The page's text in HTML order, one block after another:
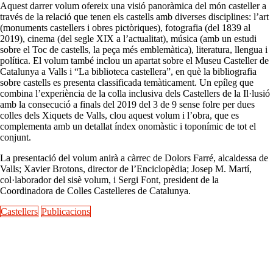
Aquest darrer volum ofereix una visió panoràmica del món casteller a
través de la relació que tenen els castells amb diverses disciplines: l’art
(monuments castellers i obres pictòriques), fotografia (del 1839 al
2019), cinema (del segle XIX a l’actualitat), música (amb un estudi
sobre el Toc de castells, la peça més emblemàtica), literatura, llengua i
política. El volum també inclou un apartat sobre el Museu Casteller de
Catalunya a Valls i “La biblioteca castellera”, en què la bibliografia
sobre castells es presenta classificada temàticament. Un epíleg que
combina l’experiència de la colla inclusiva dels Castellers de la Il·lusió
amb la consecució a finals del 2019 del 3 de 9 sense folre per dues
colles dels Xiquets de Valls, clou aquest volum i l’obra, que es
complementa amb un detallat índex onomàstic i toponímic de tot el
conjunt.
La presentació del volum anirà a càrrec de Dolors Farré, alcaldessa de
Valls; Xavier Brotons, director de l’Enciclopèdia; Josep M. Martí,
col·laborador del sisè volum, i Sergi Font, president de la
Coordinadora de Colles Castelleres de Catalunya.
Castellers Publicacions